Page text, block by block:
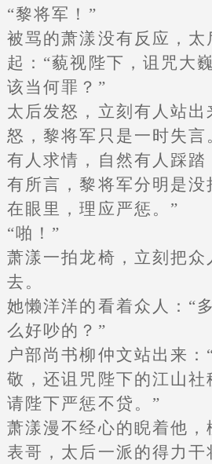
“黎将军！”
被骂的萧漾没有反应，太
起：“藐视陛下，诅咒大
该当何罪？”
太后发怒，立刻有人站出
怒，黎将军只是一时失言
有人求情，自然有人踩踏
有所言，黎将军分明是没
在眼里，理应严惩。”
“啪！”
萧漾一拍龙椅，立刻把众
去。
她懒洋洋的看着众人：“
么好吵的？”
户部尚书柳仲文站出来
敬，还诅咒陛下的江山社
请陛下严惩不贷。”
萧漾漫不经心的睨着他，
表哥，太后一派的得力干